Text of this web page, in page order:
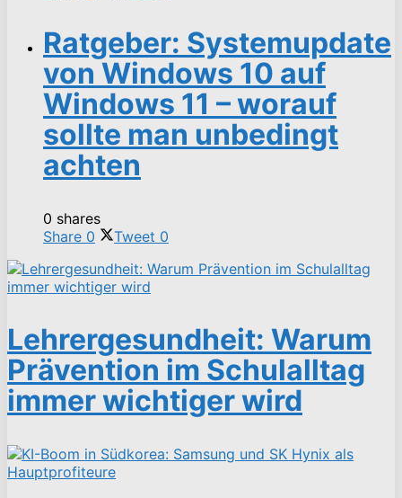
Ratgeber: Systemupdate
von Windows 10 auf
Windows 11 – worauf
sollte man unbedingt
achten
0 shares
Share 0 Tweet 0
Lehrergesundheit: Warum
Prävention im Schulalltag
immer wichtiger wird